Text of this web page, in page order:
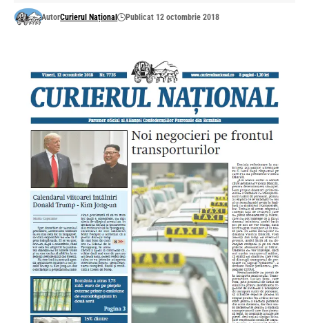
AutorCurierul Național Publicat 12 octombrie 2018